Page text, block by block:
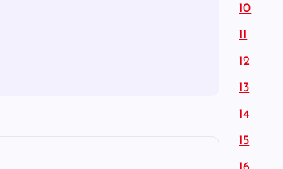
10
11
12
13
14
15